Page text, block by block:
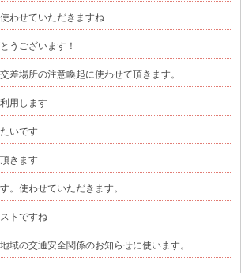
わせていただきますね
うございます！
差場所の注意喚起に使わせて頂きます。
用します
いです
きます
。使わせていただきます。
トですね
域の交通安全関係のお知らせに使います。